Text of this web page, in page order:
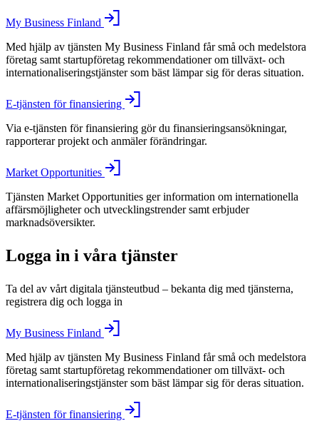
My Business Finland
Med hjälp av tjänsten My Business Finland får små och medelstora
företag samt startupföretag rekommendationer om tillväxt- och
internationaliseringstjänster som bäst lämpar sig för deras situation.
E-tjänsten för finansiering
Via e-tjänsten för finansiering gör du finansieringsansökningar,
rapporterar projekt och anmäler förändringar.
Market Opportunities
Tjänsten Market Opportunities ger information om internationella
affärsmöjligheter och utvecklingstrender samt erbjuder
marknadsöversikter.
Logga in i våra tjänster
Ta del av vårt digitala tjänsteutbud – bekanta dig med tjänsterna,
registrera dig och logga in
My Business Finland
Med hjälp av tjänsten My Business Finland får små och medelstora
företag samt startupföretag rekommendationer om tillväxt- och
internationaliseringstjänster som bäst lämpar sig för deras situation.
E-tjänsten för finansiering